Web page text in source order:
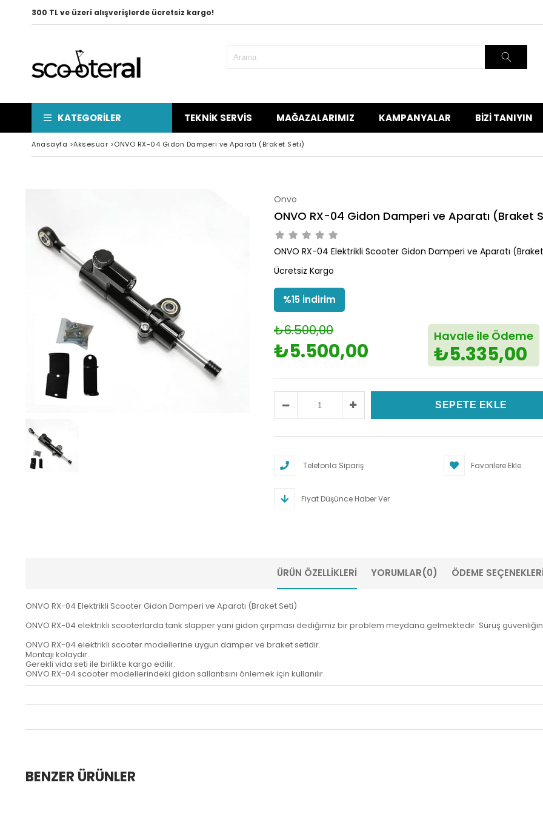
300 TL ve üzeri alışverişlerde ücretsiz kargo!
KATEGORILER TEKNIK SERVIS MAĞAZALARIMIZ KAMPANYALAR BIZI TANIYIN
Anasayfa >Aksesuar >ONVO RX-04 Gidon Damperi ve Aparatı (Braket Seti)
Onvo
ONVO RX-04 Gidon Damperi ve Aparatı (Braket
ONVO RX-04 Elektrikli Scooter Gidon Damperi ve Aparatı
Ücretsiz Kargo
%15 İndirim
₺6.500,00
₺5.500,00
Havale ile Ödeme
₺5.335,00
Telefonla Sipariş Favorilere Ekle
Fiyat Düşünce Haber Ver
ÜRÜN ÖZELLIKLERI YORUMLAR(0) ÖDEME SEÇENEKLERI
ONVO RX-04 Elektrikli Scooter Gidon Damperi ve Aparatı (Braket Seti)
ONVO RX-04 elektrikli scooterlarda tank slapper yani gidon çırpması dediğimiz bir problem meydana gelmektedir. Sürüş
ONVO RX-04 elektrikli scooter modellerine uygun damper ve braket setidir.
Montajı kolaydır.
Gerekli vida seti ile birlikte kargo edilir.
ONVO RX-04 scooter modellerindeki gidon sallantısını önlemek için kullanılır.
BENZER ÜRÜNLER